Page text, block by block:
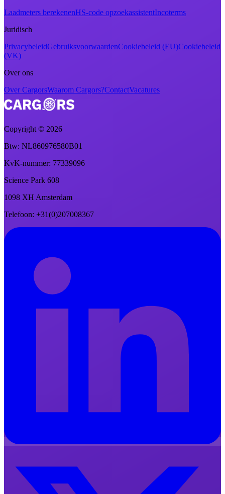
Laadmeters berekenenHS-code opzoekassistentIncoterms
Juridisch
PrivacybeleidGebruiksvoorwaardenCookiebeleid (EU)Cookiebeleid
(VK)
Over ons
Over CargorsWaarom Cargors?ContactVacatures
Copyright © 2026
Btw: NL860976580B01
KvK-nummer: 77339096
Science Park 608
1098 XH Amsterdam
Telefoon: +31(0)207008367